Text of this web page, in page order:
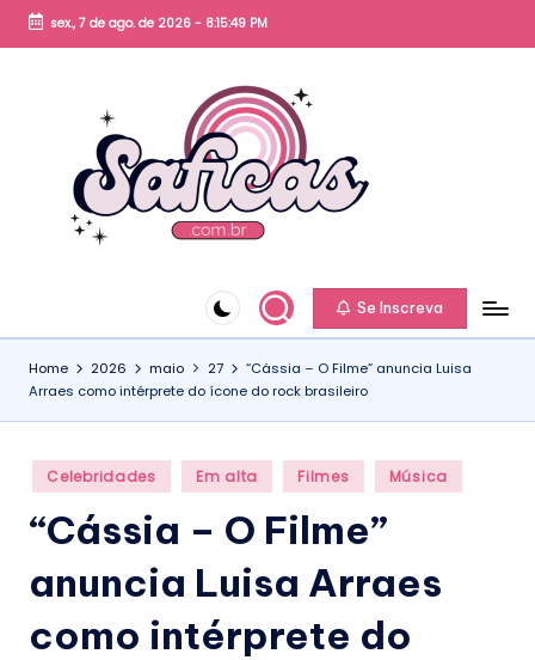
Skip
sex., 7 de ago. de 2026- 8:15:50 PM
S
a
a
s.
c
o
m
.
b
Se Inscreva
Home 2026 maio 27
“Cássia – O Filme” anuncia Luisa
Arraes como intérprete do ícone do rock brasileiro
Posted
in
Celebridades Em alta Filmes Música
“Cássia – O Filme”
anuncia Luisa Arraes
como intérprete do